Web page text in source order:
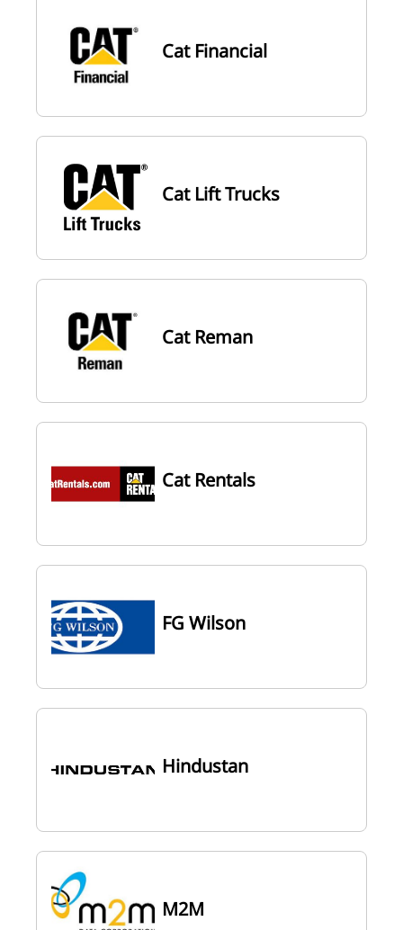
Cat Financial
Cat Lift Trucks
Cat Reman
Cat Rentals
FG Wilson
Hindustan
M2M